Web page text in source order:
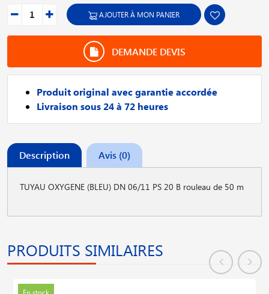
AJOUTER À MON PANIER
DEMANDE DEVIS
Produit original avec garantie accordée
Livraison sous 24 à 72 heures
Description Avis (0)
TUYAU OXYGENE (BLEU) DN 06/11 PS 20 B rouleau de 50 m
PRODUITS SIMILAIRES
En stock